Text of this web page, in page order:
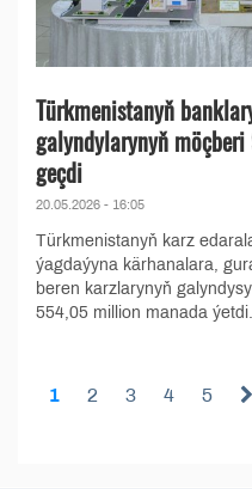
Türkmenistanyň
galyndylarynyň
geçdi
20.05.2026 - 16:05
Türkmenistanyň karz
ýagdaýyna kärhanalara,
beren karzlarynyň
554,05 million manada
1 2 3 4 5